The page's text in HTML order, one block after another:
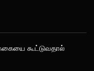
கூட்டுவதால்